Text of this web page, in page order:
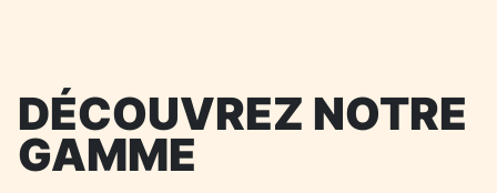
DÉCOUVREZ NOTRE
GAMME